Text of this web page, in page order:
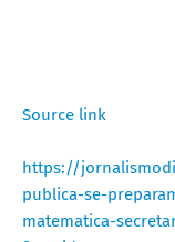
Source link
https://
publica-se-
matematica-